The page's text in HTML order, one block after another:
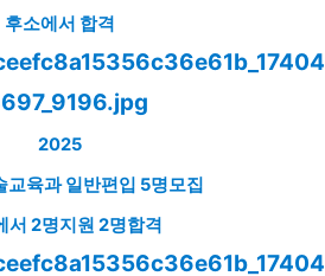
후소에서 합격
2025
교육과 일반편입 5명모집
서 2명지원 2명합격